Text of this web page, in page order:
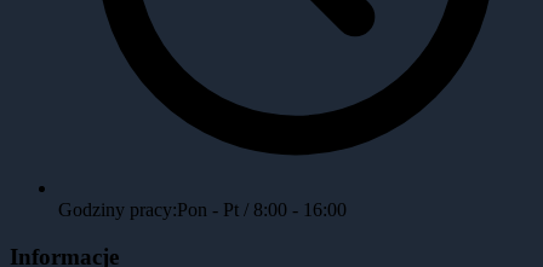
Godziny pracy:Pon - Pt / 8:00 - 16:00
Informacje